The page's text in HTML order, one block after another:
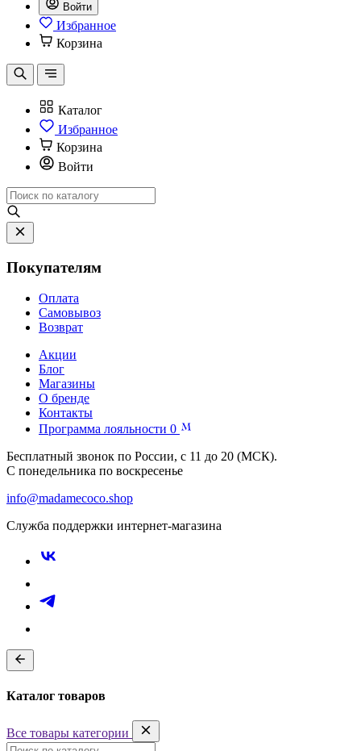
Войти
Избранное
Корзина
Каталог
Избранное
Корзина
Войти
Покупателям
Оплата
Самовывоз
Возврат
Акции
Блог
Магазины
О бренде
Контакты
Программа лояльности 0
Бесплатный звонок по России, с 11 до 20 (МСК).
С понедельника по воскресенье
info@madamecoco.shop
Служба поддержки интернет-магазина
Каталог товаров
Все товары категории